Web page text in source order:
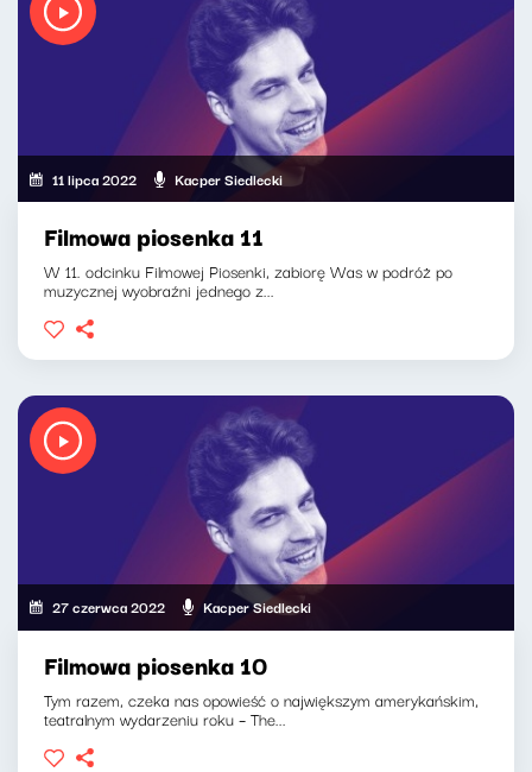
11 lipca 2022 Kacper Siedlecki
Filmowa piosenka 11
W 11. odcinku Filmowej Piosenki, zabiorę Was w podróż po
muzycznej wyobraźni jednego z...
27 czerwca 2022 Kacper Siedlecki
Filmowa piosenka 10
Tym razem, czeka nas opowieść o największym amerykańskim,
teatralnym wydarzeniu roku – The...